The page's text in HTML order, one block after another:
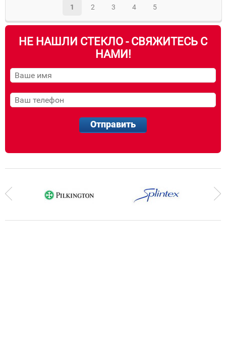
1 2 3 4 5
НЕ НАШЛИ СТЕКЛО - СВЯЖИТЕСЬ С
НАМИ!
Отправить